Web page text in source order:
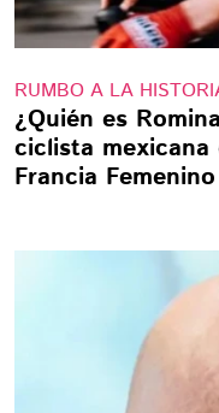
RUMBO A LA
¿Quién es
ciclista
Francia Femenino